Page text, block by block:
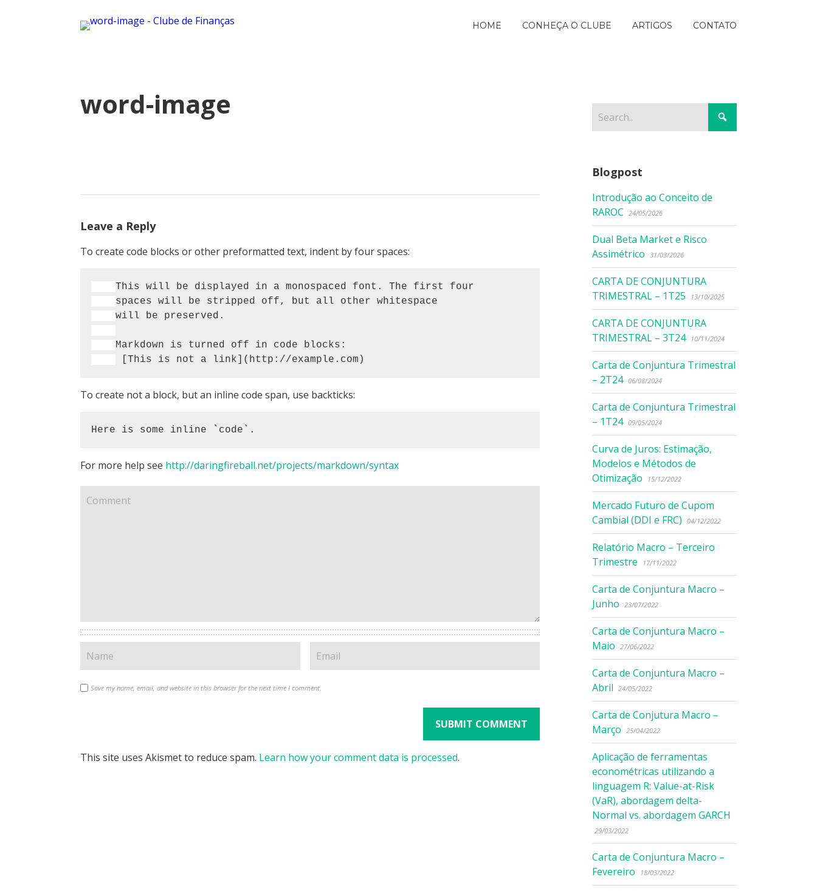
HOME CONHEÇA O CLUBE ARTIGOS CONTATO
word-image
Leave a Reply
To create code blocks or other preformatted text, indent by four spaces:
To create not a block, but an inline code span, use backticks:
Here is some inline `code`.
For more help see http://daringfireball.net/projects/markdown/syntax
Save my name, email, and website in this browser for the next time I comment.
This site uses Akismet to reduce spam. Learn how your comment data is processed.
Blogpost
Introdução ao Conceito de
RAROC
24/05/2026
Dual Beta Market e Risco
Assimétrico
31/03/2026
CARTA DE CONJUNTURA
TRIMESTRAL – 1T25
13/10/2025
CARTA DE CONJUNTURA
TRIMESTRAL – 3T24
10/11/2024
Carta de Conjuntura Trimestral
– 2T24 06/08/2024
Carta de Conjuntura Trimestral
– 1T24 09/05/2024
Curva de Juros: Estimação,
Modelos e Métodos de
Otimização
15/12/2022
Mercado Futuro de Cupom
Cambial (DDI e FRC)
04/12/2022
Relatório Macro – Terceiro
Trimestre
17/11/2022
Carta de Conjuntura Macro –
Junho
23/07/2022
Carta de Conjuntura Macro –
Maio
27/06/2022
Carta de Conjuntura Macro –
Abril
24/05/2022
Carta de Conjutura Macro –
Março
25/04/2022
Aplicação de ferramentas
econométricas utilizando a
linguagem R: Value-at-Risk
(VaR), abordagem delta-
Normal vs. abordagem GARCH
29/03/2022
Carta de Conjuntura Macro –
Fevereiro
18/03/2022